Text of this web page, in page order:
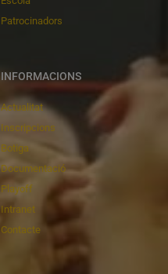
Patrocinadors
INFORMACIONS
Actualitat
Inscripcions
Botiga
Documentació
Playoff
Intranet
Contacte